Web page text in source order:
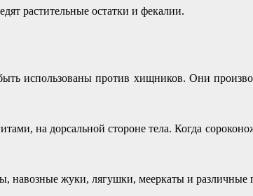
растительные остатки и фекалии.
использованы против хищников. Они
на дорсальной стороне тела. Когда
жуки, лягушки, мееркаты и различные